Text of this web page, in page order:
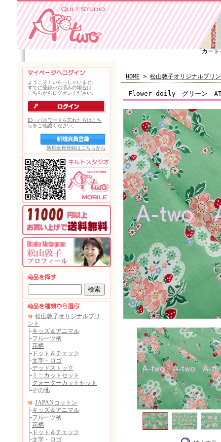
カート
HOME > 松山敦子オリジナルプリ
Flower doily グリーン